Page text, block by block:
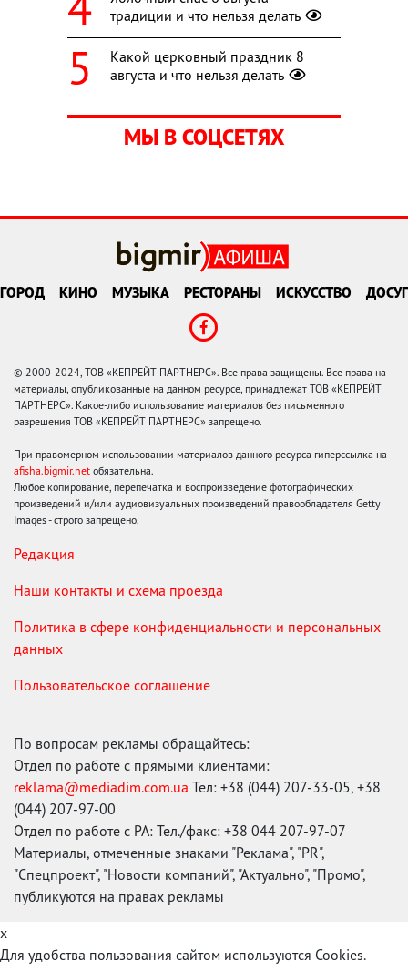
традиции и что нельзя делать
Какой церковный праздник 8
августа и что нельзя делать
МЫ В СОЦСЕТЯХ
ГОРОД КИНО МУЗЫКА РЕСТОРАНЫ ИСКУССТВО ДОСУГ
© 2000-2024, ТОВ «КЕПРЕЙТ ПАРТНЕРС». Все права защищены. Все права на
материалы, опубликованные на данном ресурсе, принадлежат ТОВ «КЕПРЕЙТ
ПАРТНЕРС». Какое-либо использование материалов без письменного
разрешения ТОВ «КЕПРЕЙТ ПАРТНЕРС» запрещено.
При правомерном использовании материалов данного ресурса гиперссылка на
afisha.bigmir.net обязательна.
Любое копирование, перепечатка и воспроизведение фотографических
произведений и/или аудиовизуальных произведений правообладателя Getty
Images - строго запрещено.
Редакция
Наши контакты и схема проезда
Политика в сфере конфиденциальности и персональных
данных
Пользовательское соглашение
По вопросам рекламы обращайтесь:
Отдел по работе с прямыми клиентами:
reklama@mediadim.com.ua Тел: +38 (044) 207-33-05, +38
(044) 207-97-00
Отдел по работе с РА: Тел./факс: +38 044 207-97-07
Материалы, отмеченные знаками "Реклама", "PR",
"Спецпроект", "Новости компаний", "Актуально", "Промо",
публикуются на правах рекламы
x
Для удобства пользования сайтом используются Cookies.